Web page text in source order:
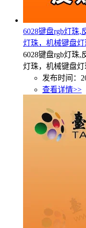
6028键盘rgb灯珠,
灯珠，机械键盘灯
6028键盘rgb灯珠,
灯珠，机械键盘灯
发布时间：
查看详情>>